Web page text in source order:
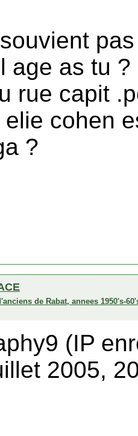
age as tu ?
rue capit
cohen
?
de Rabat, annees 1950's-
(IP
2005,